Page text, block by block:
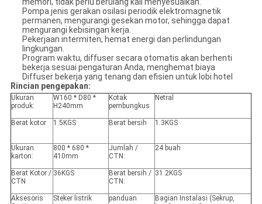
Pompa jenis gerakan osilasi periodik elektromagnetik
permanen, mengurangi gesekan motor, sehingga dapat
mengurangi kebisingan kerja.
Pekerjaan intermiten, hemat energi dan perlindungan
lingkungan.
Program waktu, diffuser secara otomatis akan berhenti
bekerja sesuai pengaturan Anda, menghemat biaya
Diffuser bekerja yang tenang dan efisien untuk lobi hotel
Rincian pengepakan:
Ukuran
produk:
W160 * D80 *
H240mm
Kotak
pembungkus
Netral
Berat kotor 1.5KGS Berat bersih 1.3KGS
Ukuran
karton:
800 * 680 *
410mm
Jumlah /
CTN:
24 buah
Berat Kotor /
CTN
36KGS
Berat bersih /
CTN:
31.2KGS
Aksesoris
Steker listrik
panduan
Bagian Instalasi (Sekrup,